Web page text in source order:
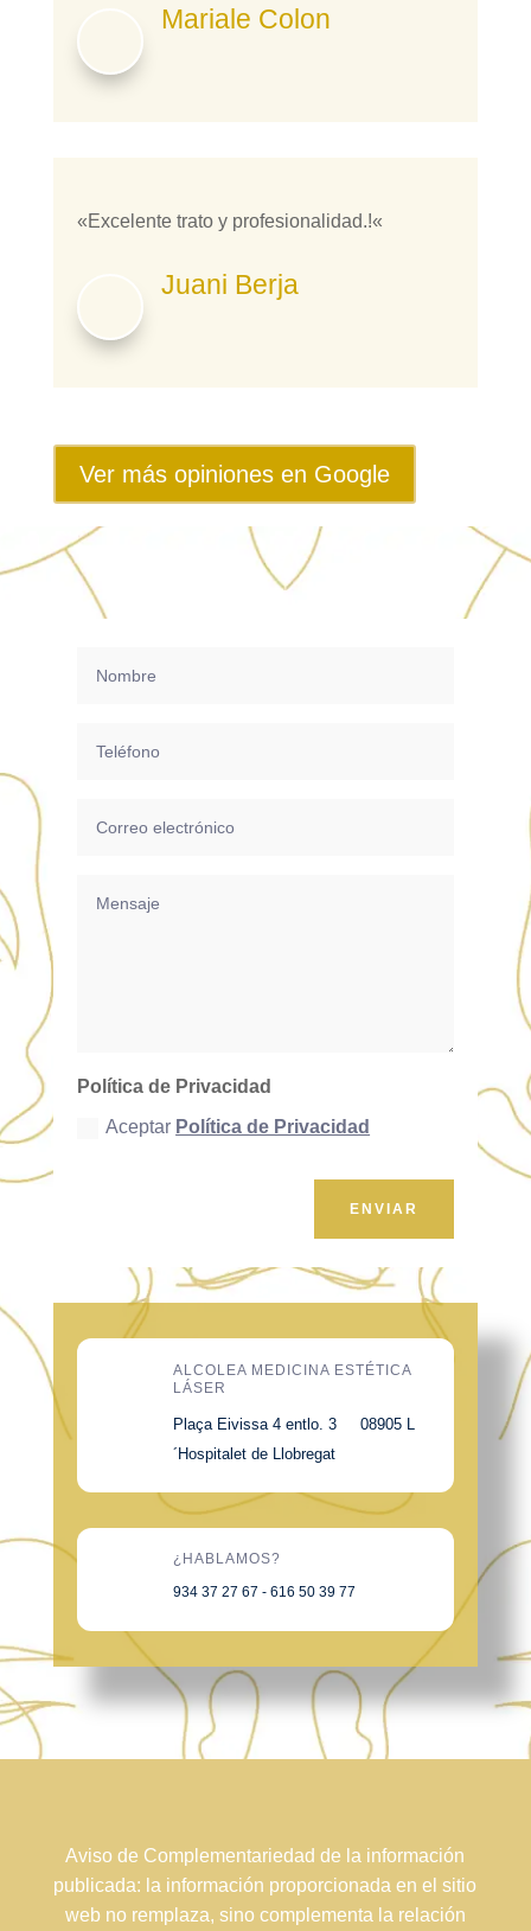
Mariale Colon
«Excelente trato y profesionalidad.!«
Juani Berja
Ver más opiniones en Google
Política de Privacidad
Aceptar Política de Privacidad
ENVIAR
ALCOLEA MEDICINA ESTÉTICA
LÁSER
Plaça Eivissa 4 entlo. 3 08905 L
´Hospitalet de Llobregat
¿HABLAMOS?
934 37 27 67 - 616 50 39 77
Aviso de Complementariedad de la información
publicada: la información proporcionada en el sitio
web no remplaza, sino complementa la relación